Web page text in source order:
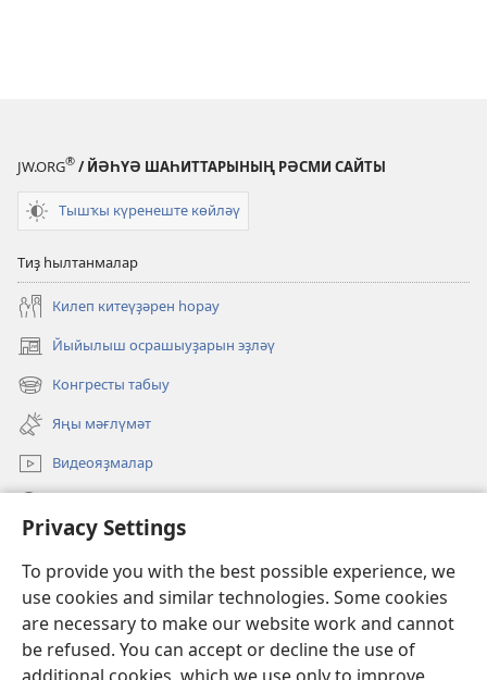
Privacy Settings
To provide you with the best possible experience, we
use cookies and similar technologies. Some cookies
are necessary to make our website work and cannot
be refused. You can accept or decline the use of
JW.ORG® / ЙӘҺҮӘ ШАҺИТТАРЫНЫҢ РӘСМИ САЙТЫ
Тышҡы күренеште көйләү
Тиҙ һылтанмалар
Килеп китеүҙәрен һорау
Йыйылыш осрашыуҙарын эҙләү
(opens
new
window)
Конгресты табыу
(opens
new
window)
Яңы мәғлүмәт
Видеояҙмалар
(opens
window)Күҙәтеү манараһының ОНЛАЙН КИТАПХАНАҺЫ
(opens
new
window)JW Hub ®
(opens